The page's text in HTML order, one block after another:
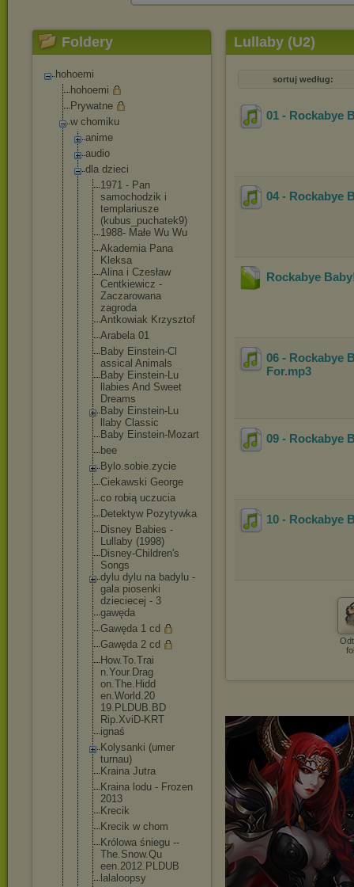
Foldery
hohoemi
hohoemi
Prywatne
w chomiku
anime
audio
dla dzieci
1971 - Pan
samochodzik i
templariusze
(kubus_puchatek9)
1988- Małe Wu Wu
Akademia Pana
Kleksa
Alina i Czesław
Centkiewicz -
Zaczarowana
zagroda
Antkowiak Krzysztof
Arabela 01
Baby Einstein-Cl
assical Animals
Baby Einstein-Lu
llabies And Sweet
Dreams
Baby Einstein-Lu
llaby Classic
Baby Einstein-Mozart
bee
Bylo.sobie.zycie
Ciekawski George
co robią uczucia
Detektyw Pozytywka
Disney Babies -
Lullaby (1998)
Disney-Chil dren's
Songs
dylu dylu na badylu -
gala piosenki
dzieciecej - 3
gawęda
Gawęda 1 cd
Gawęda 2 cd
How.To.Trai
n.Your.Drag
on.The.Hidd
en.World.20
19.PLDUB.BD
Rip.XviD-KRT
ignaś
Kolysanki (umer
turnau)
Kraina Jutra
Kraina lodu - Frozen
2013
Krecik
Krecik w chom
Królowa śniegu --
The.Snow.Qu
een.2012.PLDUB
lalaloopsy
Lullaby (U2)
sortuj według:
01 - Rockabye
04 - Rockabye
Rockabye
06 - Rockabye
For.mp3
09 - Rockabye
10 - Rockabye